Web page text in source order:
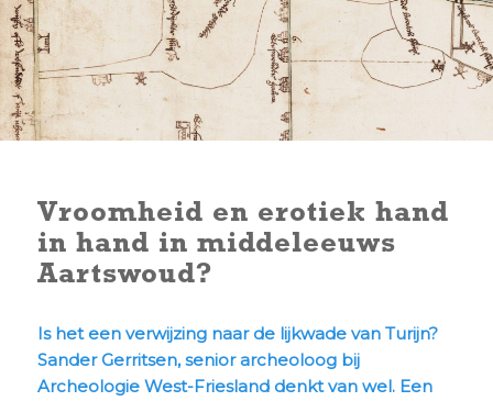
Vroomheid en erotiek hand
in hand in middeleeuws
Aartswoud?
Is het een verwijzing naar de lijkwade van Turijn?
Sander Gerritsen, senior archeoloog bij
Archeologie West-Friesland denkt van wel. Een